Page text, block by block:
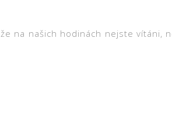
na našich hodinách nejste vítáni,